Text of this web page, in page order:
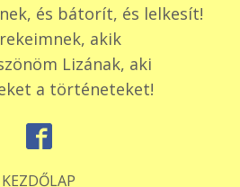
és bátorít, és lelkesít!
akik
Lizának, aki
a történeteket!
KEZDŐLAP